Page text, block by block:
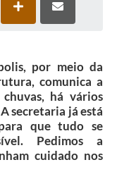
por meio da
comunica a
há vários
secretaria já está
que tudo se
Pedimos a
cuidado nos